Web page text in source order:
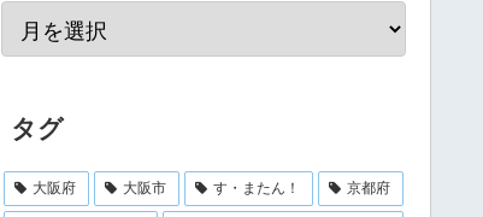
タグ
大阪府 大阪市 す・またん！ 京都府